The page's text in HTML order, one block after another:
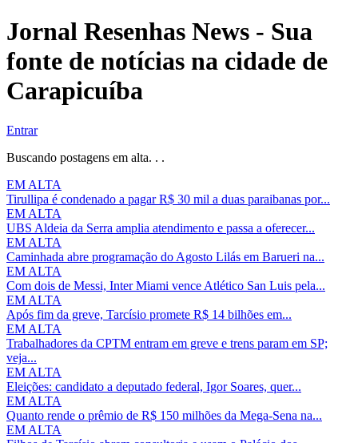
Jornal Resenhas News - Sua
fonte de notícias na cidade de
Carapicuíba
Entrar
Buscando postagens em alta. . .
EM ALTA
Tirullipa é condenado a pagar R$ 30 mil a duas paraibanas por...
EM ALTA
UBS Aldeia da Serra amplia atendimento e passa a oferecer...
EM ALTA
Caminhada abre programação do Agosto Lilás em Barueri na...
EM ALTA
Com dois de Messi, Inter Miami vence Atlético San Luis pela...
EM ALTA
Após fim da greve, Tarcísio promete R$ 14 bilhões em...
EM ALTA
Trabalhadores da CPTM entram em greve e trens param em SP;
veja...
EM ALTA
Eleições: candidato a deputado federal, Igor Soares, quer...
EM ALTA
Quanto rende o prêmio de R$ 150 milhões da Mega-Sena na...
EM ALTA